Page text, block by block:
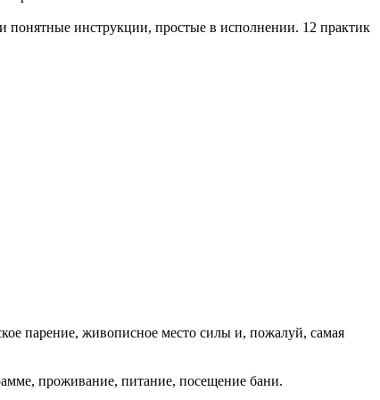
понятные инструкции, простые в исполнении. 12 практик
парение, живописное место силы и, пожалуй, самая
проживание, питание, посещение бани.